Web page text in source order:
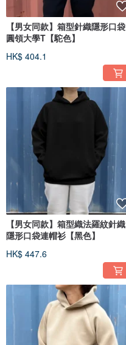
【男女同款】箱型針織隱形口袋
圓領大學T【駝色】
HK$ 404.1
【男女同款】箱型織法羅紋針織
隱形口袋連帽衫【黑色】
HK$ 447.6